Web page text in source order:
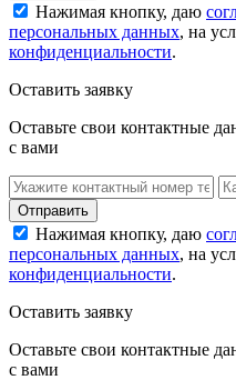
Нажимая кнопку, даю
персональных данных, на
конфиденциальности.
Оставить заявку
Оставьте свои контактные
с вами
Нажимая кнопку, даю
персональных данных, на
конфиденциальности.
Оставить заявку
Оставьте свои контактные
с вами